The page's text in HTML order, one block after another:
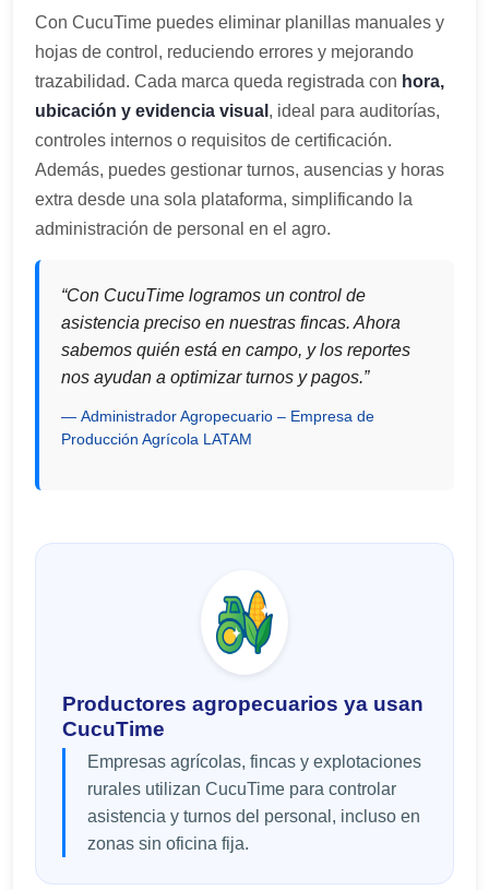
Con CucuTime puedes eliminar planillas manuales y
hojas de control, reduciendo errores y mejorando
trazabilidad. Cada marca queda registrada con hora,
ubicación y evidencia visual , ideal para auditorías,
controles internos o requisitos de certificación.
Además, puedes gestionar turnos, ausencias y horas
extra desde una sola plataforma, simplificando la
administración de personal en el agro.
“Con CucuTime logramos un control de
asistencia preciso en nuestras fincas. Ahora
sabemos quién está en campo, y los reportes
nos ayudan a optimizar turnos y pagos.”
Administrador Agropecuario – Empresa de
Producción Agrícola LATAM
Productores agropecuarios ya usan
CucuTime
Empresas agrícolas, fincas y explotaciones
rurales utilizan CucuTime para controlar
asistencia y turnos del personal, incluso en
zonas sin oficina fija.